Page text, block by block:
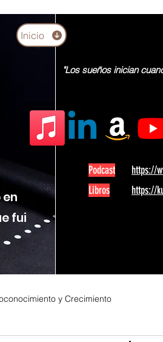
fui
Inicio
"Los sueños inician
Podcast
Libros
https://
https://
y Crecimiento